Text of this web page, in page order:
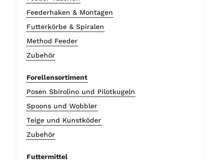
Feederhaken & Montagen
Futterkörbe & Spiralen
Method Feeder
Zubehör
Forellensortiment
Posen Sbirolino und Pilotkugeln
Spoons und Wobbler
Teige und Kunstköder
Zubehör
Futtermittel